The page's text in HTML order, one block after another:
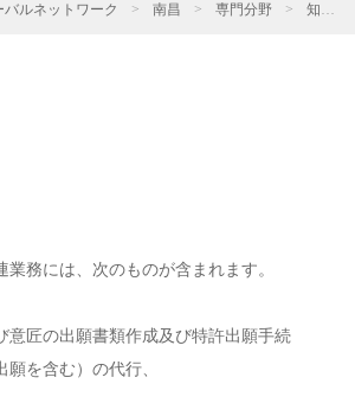
バルネットワーク > 南昌 > 専門分野 > 知的財産権
業務には、次のものが含まれます。
意匠の出願書類作成及び特許出願手続
願を含む）の代行、